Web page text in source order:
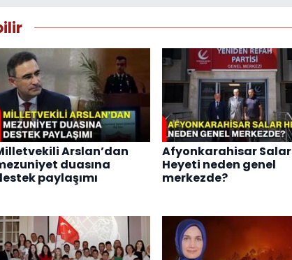
Arslan’dan
duasına
paylaşımı
Afyonkarahisar Salar
Heyeti neden genel
merkezde?